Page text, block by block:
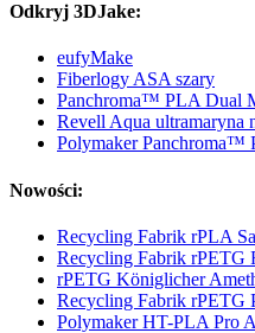
Odkryj 3DJake:
eufyMake
Fiberlogy ASA szary
Panchroma™ PLA Dual
Revell Aqua ultramaryna
Polymaker Panchroma™
Nowości:
Recycling Fabrik rPLA
Recycling Fabrik rPETG
rPETG Königlicher
Recycling Fabrik rPETG
Polymaker HT-PLA Pro